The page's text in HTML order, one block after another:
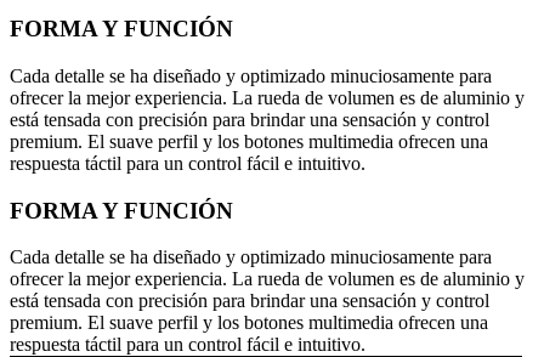
FORMA Y FUNCIÓN
Cada detalle se ha diseñado y optimizado minuciosamente para
ofrecer la mejor experiencia. La rueda de volumen es de aluminio y
está tensada con precisión para brindar una sensación y control
premium. El suave perfil y los botones multimedia ofrecen una
respuesta táctil para un control fácil e intuitivo.
FORMA Y FUNCIÓN
Cada detalle se ha diseñado y optimizado minuciosamente para
ofrecer la mejor experiencia. La rueda de volumen es de aluminio y
está tensada con precisión para brindar una sensación y control
premium. El suave perfil y los botones multimedia ofrecen una
respuesta táctil para un control fácil e intuitivo.